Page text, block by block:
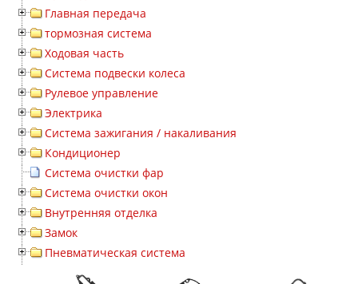
Главная передача
тормозная система
Ходовая часть
Система подвески колеса
Рулевое управление
Электрика
Система зажигания / накаливания
Кондиционер
Система очистки фар
Система очистки окон
Внутренняя отделка
Замок
Пневматическая система